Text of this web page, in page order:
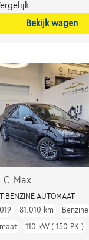
Bekijk wagen
C-Max
BENZINE AUTOMAAT
81.010 km
Benzine
110 kW ( 150 PK )